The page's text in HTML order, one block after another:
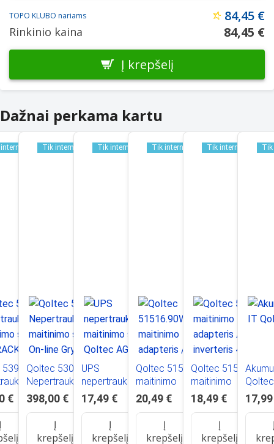
TOPO KLUBO nariams 84,45 €
Rinkinio kaina
84,45 €
Į krepšelį
Dažnai perkama kartu
53945
šaltinis
LCD
€
Tik internetu
Qoltec 53043
Nepertraukiamo
maitinimo šaltinis
On-line Gryna
sinusinė banga
3kVA 2
398,00 €
Į
krepšelį
Tik internetu
UPS
nepertraukiamo
maitinimo šaltinis
Qoltec AGM
battery 12V 7.2 Ah
max 108A (53062)
17,49 €
Į
krepšelį
Tik internetu
Qoltec 51516.90W
maitinimo
adapteris /
inverteris Vidaus
20,49 €
Į
krepšelį
Tik internetu
Qoltec 51518
maitinimo
adapteris /
inverteris 45 W
18,49 €
Į
krepšelį
Tik